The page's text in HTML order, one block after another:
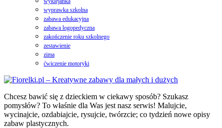
wyprawka szkolna
zabawa edukacyjna
zabawa logopedyczna
zakończenie roku szkolnego
zestawienie
zima
ćwiczenie motoryki
Chcesz bawić się z dzieckiem w ciekawy sposób? Szukasz
pomysłów? To właśnie dla Was jest nasz serwis! Malujcie,
wycinajcie, ozdabiajcie, rysujcie, twórzcie; co tydzień nowe opisy
zabaw plastycznych.